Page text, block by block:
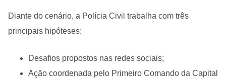
Diante do cenário, a Polícia Civil trabalha com três
principais hipóteses:
Desafios propostos nas redes sociais;
Ação coordenada pelo Primeiro Comando da Capital